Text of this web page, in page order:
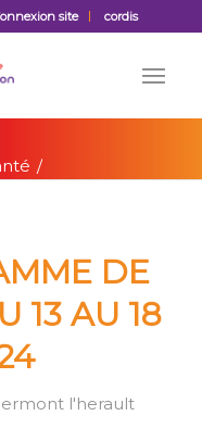
site cordis
/
DE
13 AU 18
l'herault